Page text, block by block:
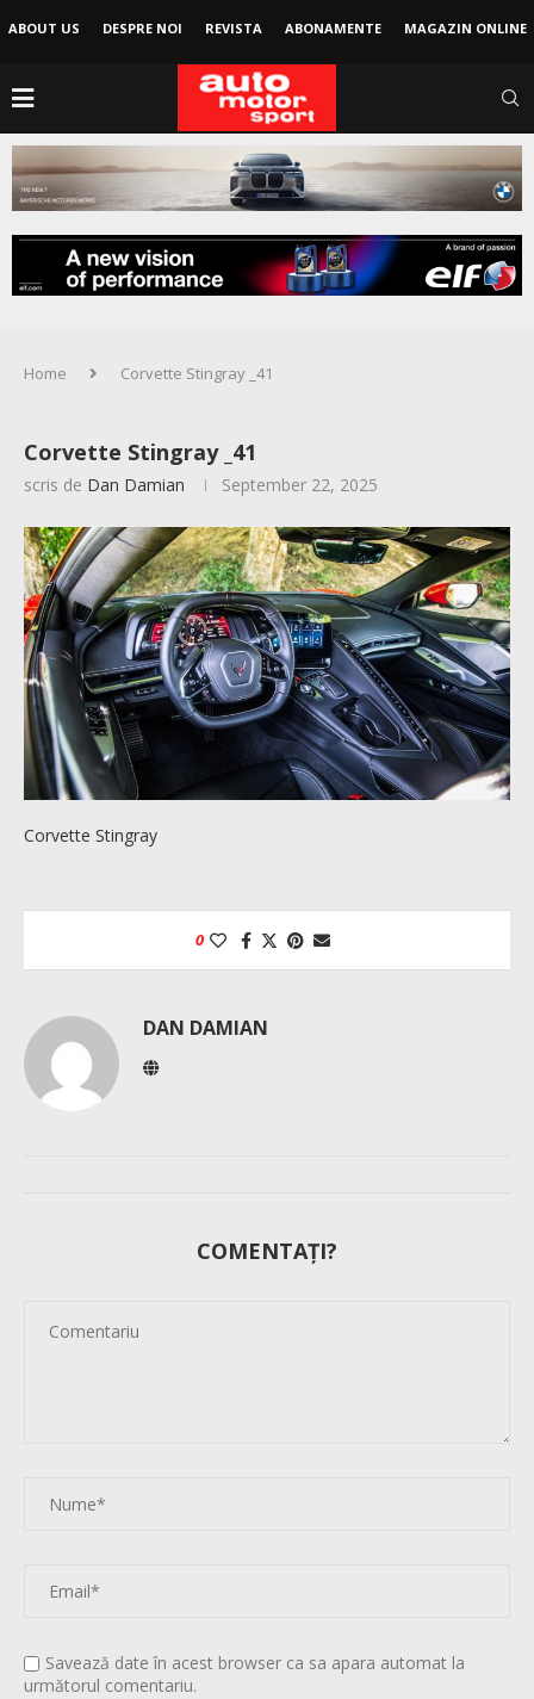
ABOUT US DESPRE NOI REVISTA ABONAMENTE MAGAZIN ONLINE
Home Corvette Stingray _41
Corvette Stingray _41
scris de Dan Damian September 22, 2025
Corvette Stingray
0
DAN DAMIAN
COMENTAȚI?
Savează date în acest browser ca sa apara automat la
următorul comentariu.